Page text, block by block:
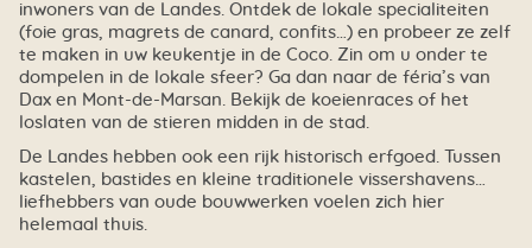
inwoners van de Landes. Ontdek de lokale specialiteiten
(foie gras, magrets de canard, confits…) en probeer ze zelf
te maken in uw keukentje in de Coco. Zin om u onder te
dompelen in de lokale sfeer? Ga dan naar de féria’s van
Dax en Mont-de-Marsan. Bekijk de koeienraces of het
loslaten van de stieren midden in de stad.
De Landes hebben ook een rijk historisch erfgoed. Tussen
kastelen, bastides en kleine traditionele vissershavens…
liefhebbers van oude bouwwerken voelen zich hier
helemaal thuis.